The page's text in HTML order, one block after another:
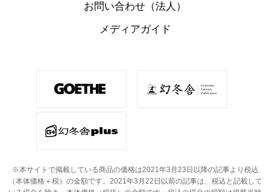
お問い合わせ（法人）
メディアガイド
※本サイトで掲載している商品の価格は2021年3月23日以降の記事より税込
（本体価格＋税）の金額です。 2021年3月22日以前の記事は、税込と記載して